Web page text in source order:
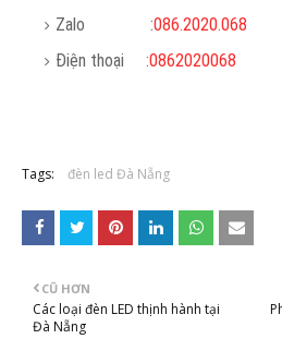
Zalo :086.2020.068
Điện thoại :0862020068
Tags: đèn led Đà Nẵng
CŨ HƠN
Các loại đèn LED thịnh hành tại
Đà Nẵng